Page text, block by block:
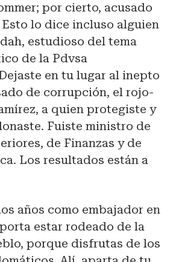
por cierto, acusado
lo dice incluso alguien
estudioso del tema
de la Pdvsa
en tu lugar al inepto
de corrupción, el rojo-
a quien protegiste y
Fuiste ministro de
de Finanzas y de
Los resultados están a
años como embajador en
estar rodeado de la
porque disfrutas de los